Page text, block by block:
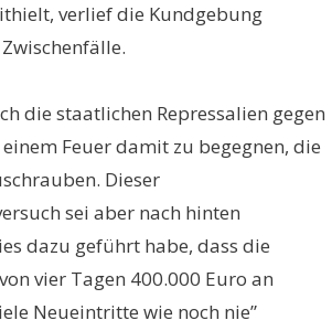
verlief die Kundgebung
die staatlichen Repressalien gegen
Feuer damit zu begegnen, die
Dieser
sei aber nach hinten
dazu geführt habe, dass die
vier Tagen 400.000 Euro an
Neueintritte wie noch nie”